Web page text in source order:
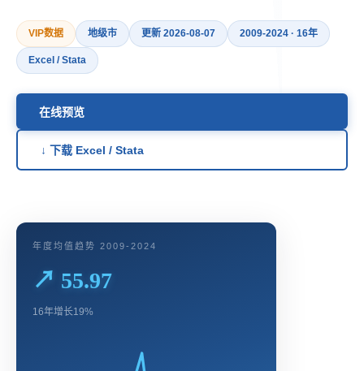
VIP数据 地级市 更新 2026-08-07 2009-2024 · 16年
Excel / Stata
在线预览
↓ 下载 Excel / Stata
年度均值趋势 2009-2024
↗ 55.97
16年增长19%